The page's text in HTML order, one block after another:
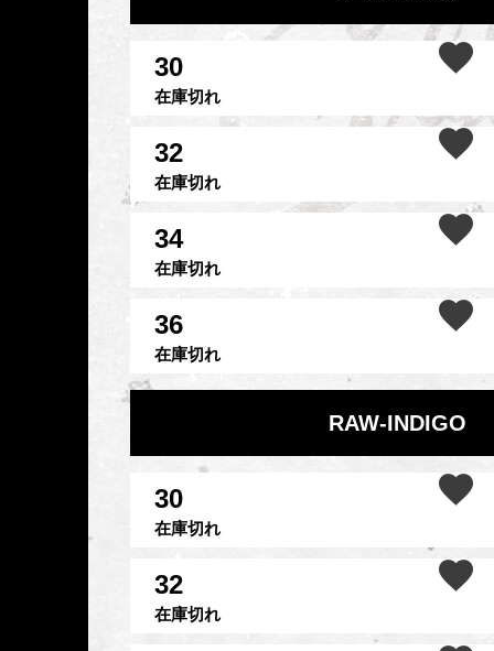
30
在庫切れ
32
在庫切れ
34
在庫切れ
36
在庫切れ
RAW-INDIGO
30
在庫切れ
32
在庫切れ